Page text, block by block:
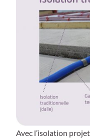
Avec l’isolation